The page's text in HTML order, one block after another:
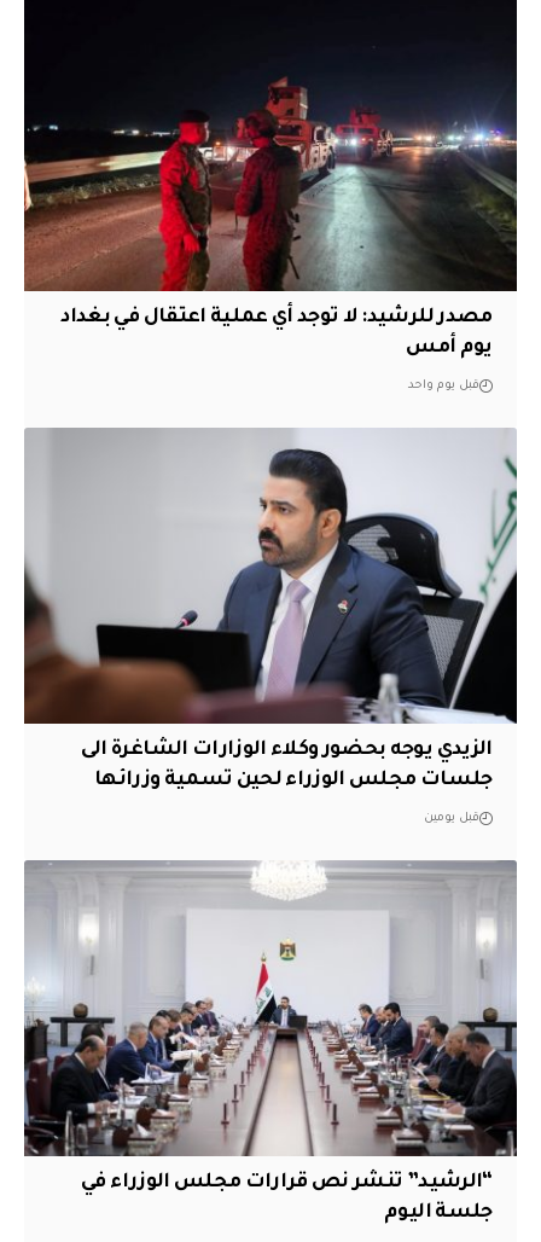
مصدر للرشيد: لا توجد أي عملية اعتقال في بغداد
يوم أمس
قبل يوم واحد
الزيدي يوجه بحضور وكلاء الوزارات الشاغرة الى
جلسات مجلس الوزراء لحين تسمية وزرائها
قبل يومين
“الرشيد” تنشر نص قرارات مجلس الوزراء في
جلسة اليوم